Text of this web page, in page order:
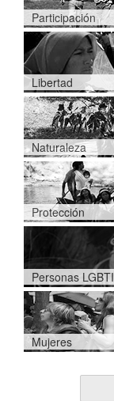
Participación
Libertad
Naturaleza
Protección
Personas LGBTI
Mujeres